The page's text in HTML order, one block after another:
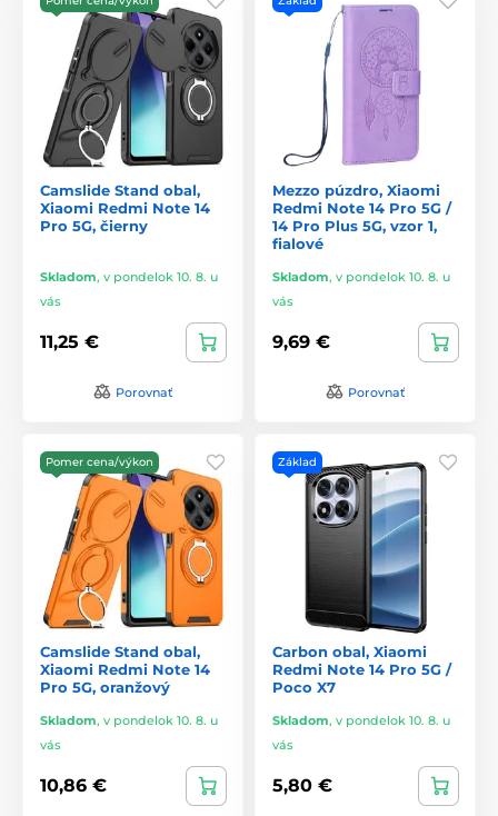
Camslide Stand obal,
Xiaomi Redmi Note 14
Pro 5G, čierny
Skladom, v pondelok 10. 8. u
vás
11,25 €
Porovnať
Mezzo púzdro, Xiaomi
Redmi Note 14 Pro 5G /
14 Pro Plus 5G, vzor 1,
fialové
Skladom, v pondelok 10. 8. u
vás
9,69 €
Porovnať
Pomer cena/výkon
Camslide Stand obal,
Xiaomi Redmi Note 14
Pro 5G, oranžový
Skladom, v pondelok 10. 8. u
vás
10,86 €
Základ
Carbon obal, Xiaomi
Redmi Note 14 Pro 5G /
Poco X7
Skladom, v pondelok 10. 8. u
vás
5,80 €